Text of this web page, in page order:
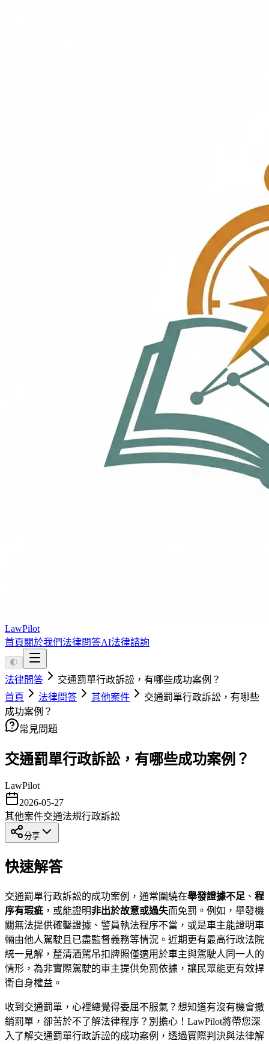
LawPilot
首頁 關於我們法律問答AI法律諮詢
🌓
法律問答
交通罰單行政訴訟，有哪些成功案例？
首頁
法律問答 其他案件
交通罰單行政訴訟，有哪些
成功案例？
常見問題
交通罰單行政訴訟，有哪些成功案例？
LawPilot
2026-05-27
其他案件交通法規行政訴訟
分享
快速解答
交通罰單行政訴訟的成功案例，通常圍繞在舉發證據不足 、 程
序有瑕疵 ，或能證明非出於故意或過失而免罰。例如，舉發機
關無法提供確鑿證據、警員執法程序不當，或是車主能證明車
輛由他人駕駛且已盡監督義務等情況。近期更有最高行政法院
統一見解，釐清酒駕吊扣牌照僅適用於車主與駕駛人同一人的
情形，為非實際駕駛的車主提供免罰依據，讓民眾能更有效捍
衛自身權益。
收到交通罰單，心裡總覺得委屈不服氣？想知道有沒有機會撤
銷罰單，卻苦於不了解法律程序？別擔心！LawPilot將帶您深
入了解交通罰單行政訴訟的成功案例，透過實際判決與法律解